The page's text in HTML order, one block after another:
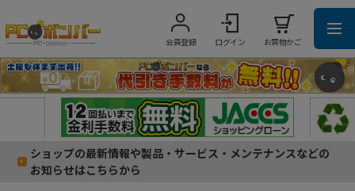
会員登録 ログイン お買物かご
ショップの最新情報や製品・サービス・メンテナンスなどの
お知らせはこちらから